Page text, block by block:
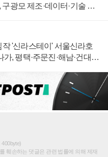
구광모 제조·데이터·기술 결
'신라스테이' 서울신라호
가, 평택·주문진·해남·건대로
훼손하는 댓글은 관련 법률에 의해 제재